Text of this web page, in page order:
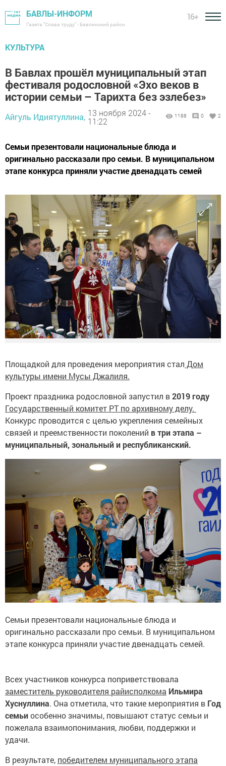
БАВЛЫ-ИНФОРМ
Газета "Слава труду" - Бавлинский район
16+
КУЛЬТУРА
В Бавлах прошёл муниципальный этап
фестиваля родословной «Эхо веков в
истории семьи – Тарихта без эзлебез»
Айгуль Идиятуллина, 13 ноября 2024 -
11:22
1188 0 2
Семьи презентовали национальные блюда и
оригинально рассказали про семьи. В муниципальном
этапе конкурса приняли участие двенадцать семей
Площадкой для проведения мероприятия стал Дом
культуры имени Мусы Джалиля.
Проект праздника родословной запустил в2019 году
Государственный комитет РТ по архивному делу.
Конкурс проводится с целью укрепления семейных
связей и преемственности поколений в три этапа –
муниципальный, зональный и республиканский.
Семьи презентовали национальные блюда и
оригинально рассказали про семьи. В муниципальном
этапе конкурса приняли участие двенадцать семей.
Всех участников конкурса поприветствовала
заместитель руководителя райисполкома Ильмира
Хуснуллина. Она отметила, что такие мероприятия в Год
семьиособенно значимы, повышают статус семьи и
пожелала взаимопонимания, любви, поддержки и
удачи.
В результате, победителем муниципального этапа